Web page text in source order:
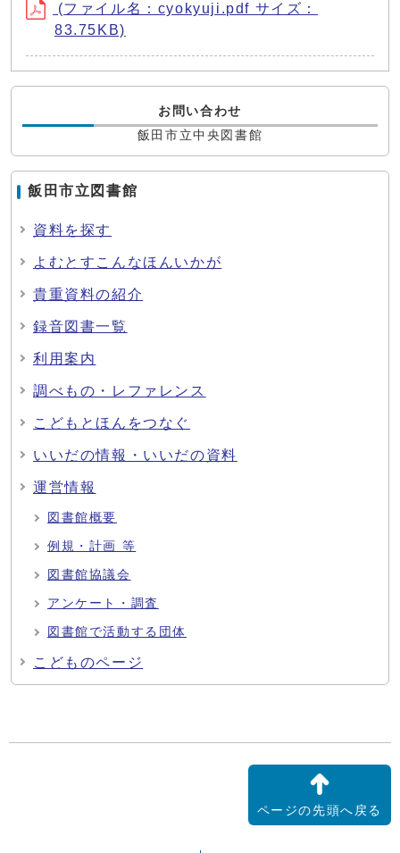
(ファイル名：cyokyuji.pdf サイズ：
83.75KB)
お問い合わせ
飯田市立中央図書館
飯田市立図書館
資料を探す
よむとすこんなほんいかが
貴重資料の紹介
録音図書一覧
利用案内
調べもの・レファレンス
こどもとほんをつなぐ
いいだの情報・いいだの資料
運営情報
図書館概要
例規・計画 等
図書館協議会
アンケート・調査
図書館で活動する団体
こどものページ
ページの先頭へ戻る